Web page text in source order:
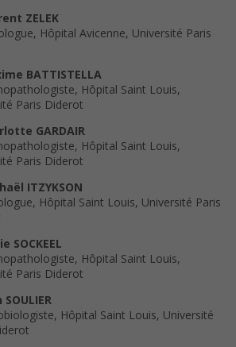
ZELEK
Hôpital Avicenne, Université Paris
BATTISTELLA
Hôpital Saint Louis,
Paris Diderot
GARDAIR
Hôpital Saint Louis,
Paris Diderot
ITZYKSON
Hôpital Saint Louis, Université Paris
SOCKEEL
Hôpital Saint Louis,
Paris Diderot
Hôpital Saint Louis, Université